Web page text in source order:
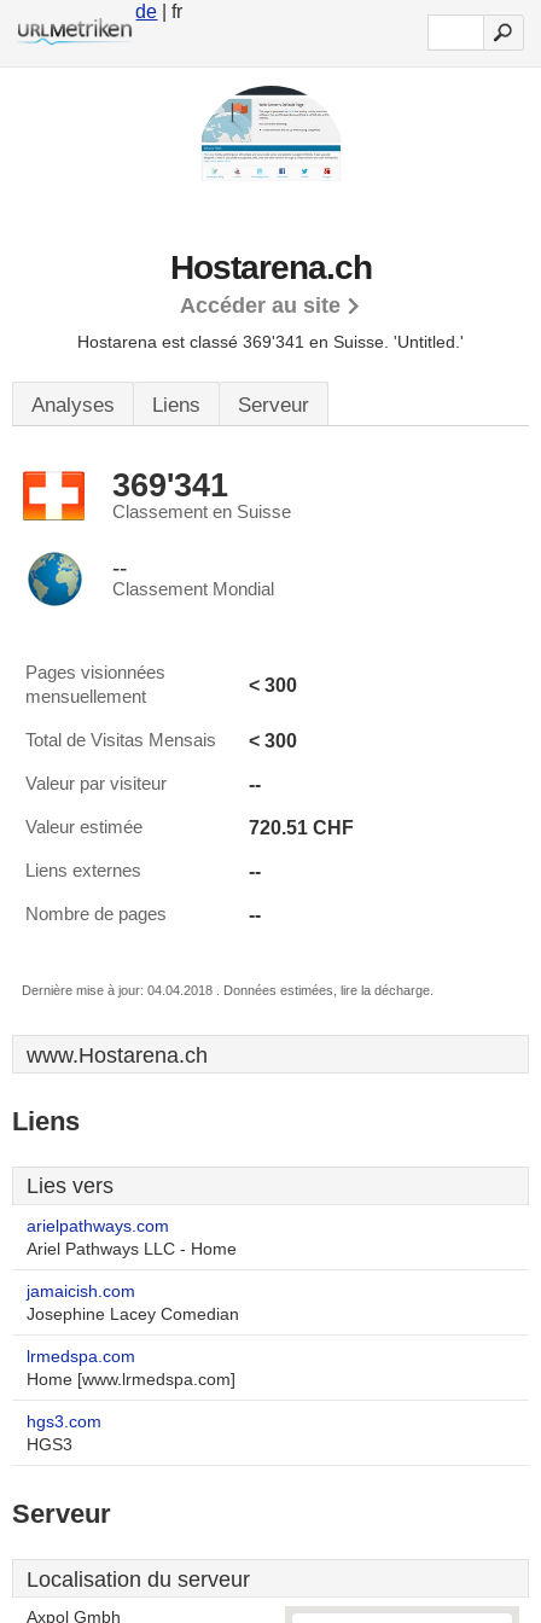
de | fr
Hostarena.ch
Accéder au site
Hostarena est classé 369'341 en Suisse. 'Untitled.'
Analyses Liens Serveur
369'341
Classement en Suisse
--
Classement Mondial
Pages visionnées
mensuellement
< 300
Total de Visitas Mensais < 300
Valeur par visiteur --
Valeur estimée 720.51 CHF
Liens externes --
Nombre de pages --
Dernière mise à jour: 04.04.2018 . Données estimées, lire la décharge.
www.Hostarena.ch
Liens
Lies vers
arielpathways.com
Ariel Pathways LLC - Home
jamaicish.com
Josephine Lacey Comedian
lrmedspa.com
Home [www.lrmedspa.com]
hgs3.com
HGS3
Serveur
Localisation du serveur
Axpol Gmbh